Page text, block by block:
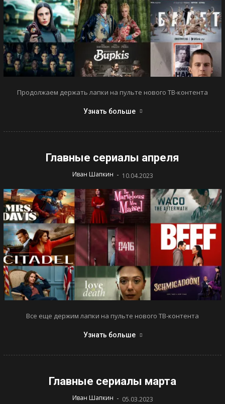
Продолжаем держать лапки на пульте нового ТВ-контента
Узнать больше
Главные сериалы апреля
Иван Шапкин - 10.04.2023
Все еще держим лапки на пульте нового ТВ-контента
Узнать больше
Главные сериалы марта
Иван Шапкин - 05.03.2023